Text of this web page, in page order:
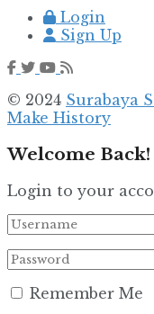
Login
Sign Up
© 2024 Surabaya
Make History
Welcome Back!
Login to your
Remember Me